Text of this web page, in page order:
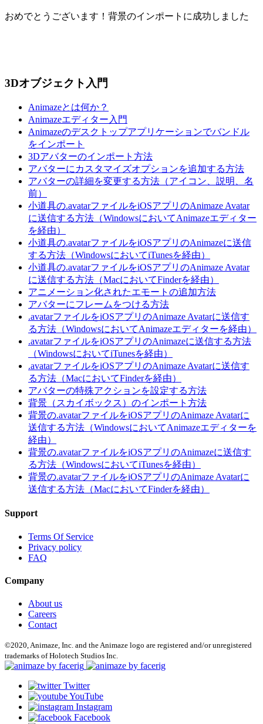
おめでとうございます！背景のインポートに成功しました
3Dオブジェクト入門
Animazeとは何か？
Animazeエディター入門
Animazeのデスクトップアプリケーションでバンドル
をインポート
3Dアバターのインポート方法
アバターにカスタマイズオプションを追加する方法
アバターの詳細を変更する方法（アイコン、説明、名
前）
小道具の.avatarファイルをiOSアプリのAnimaze Avatar
に送信する方法（WindowsにおいてAnimazeエディター
を経由）
小道具の.avatarファイルをiOSアプリのAnimazeに送信
する方法（WindowsにおいてiTunesを経由）
小道具の.avatarファイルをiOSアプリのAnimaze Avatar
に送信する方法（MacにおいてFinderを経由）
アニメーション化されたエモートの追加方法
アバターにフレームをつける方法
.avatarファイルをiOSアプリのAnimaze Avatarに送信す
る方法（WindowsにおいてAnimazeエディターを経由）
.avatarファイルをiOSアプリのAnimazeに送信する方法
（WindowsにおいてiTunesを経由）
.avatarファイルをiOSアプリのAnimaze Avatarに送信す
る方法（MacにおいてFinderを経由）
アバターの特殊アクションを設定する方法
背景（スカイボックス）のインポート方法
背景の.avatarファイルをiOSアプリのAnimaze Avatarに
送信する方法（WindowsにおいてAnimazeエディターを
経由）
背景の.avatarファイルをiOSアプリのAnimazeに送信す
る方法（WindowsにおいてiTunesを経由）
背景の.avatarファイルをiOSアプリのAnimaze Avatarに
送信する方法（MacにおいてFinderを経由）
Support
Terms Of Service
Privacy policy
FAQ
Company
About us
Careers
Contact
©2020, Animaze, Inc. and the Animaze logo are registered and/or unregistered
trademarks of Holotech Studios Inc.
Twitter
YouTube
Instagram
Facebook